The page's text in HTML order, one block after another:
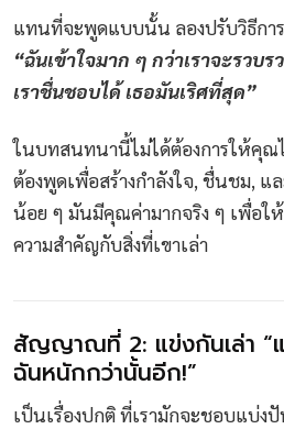
แทนที่จะพูดแบบนั้น ลองปรับวิธีกา
“ฉันเข้าใจมาก ๆ กว่าเราจะรวบ
เราชื่นชอบได้ เธอมันเริศที่สุด”
ในบทสนทนานี้ไม่ได้ต้องการให้คุณ
ต้องพูดเพื่อสร้างกำลังใจ, ชื่นชม, แ
น้อย ๆ มันมีคุณค่ามากจริง ๆ เพื่อใ
ความสำคัญกับสิ่งที่เขาเล่า
สัญญาณที่ 2: แข่งกันเล่า “
ฉันหนักกว่านั้นอีก!”
เป็นเรื่องปกติ ที่เรามักจะชอบแบ่งปั